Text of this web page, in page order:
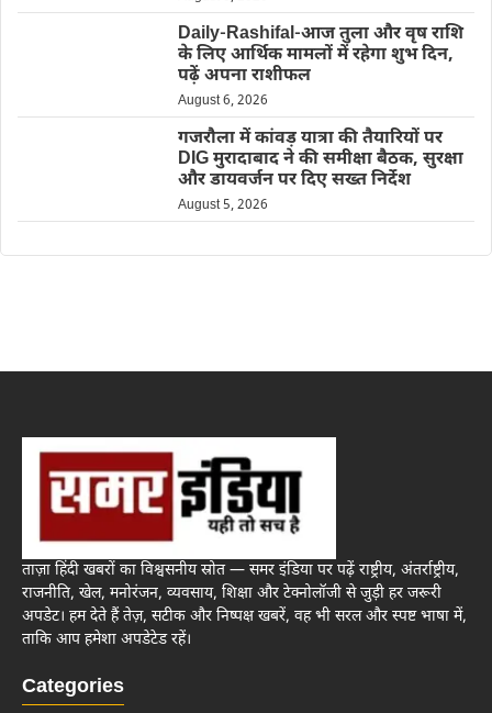
Daily-Rashifal-आज तुला और वृष राशि
के लिए आर्थिक मामलों में रहेगा शुभ दिन,
पढ़ें अपना राशीफल
August 6, 2026
गजरौला में कांवड़ यात्रा की तैयारियों पर
DIG मुरादाबाद ने की समीक्षा बैठक, सुरक्षा
और डायवर्जन पर दिए सख्त निर्देश
August 5, 2026
ताज़ा हिंदी खबरों का विश्वसनीय स्रोत — समर इंडिया पर पढ़ें राष्ट्रीय, अंतर्राष्ट्रीय,
राजनीति, खेल, मनोरंजन, व्यवसाय, शिक्षा और टेक्नोलॉजी से जुड़ी हर जरूरी
अपडेट। हम देते हैं तेज़, सटीक और निष्पक्ष खबरें, वह भी सरल और स्पष्ट भाषा में,
ताकि आप हमेशा अपडेटेड रहें।
Categories